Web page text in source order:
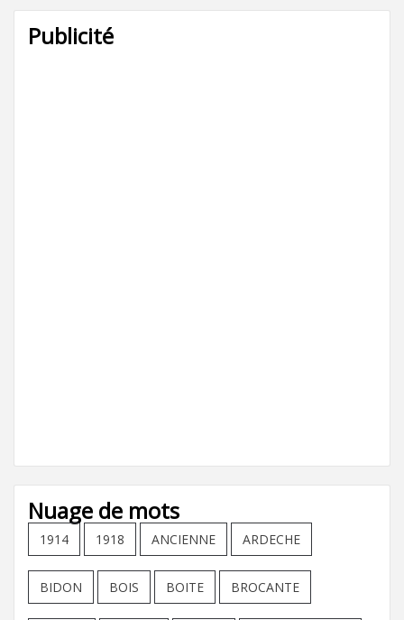
Publicité
Nuage de mots
1914 1918 ANCIENNE ARDECHE
BIDON BOIS BOITE BROCANTE